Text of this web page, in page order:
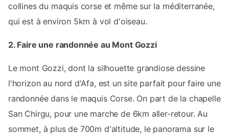
collines du maquis corse et même sur la méditerranée,
qui est à environ 5km à vol d'oiseau.
2. Faire une randonnée au Mont Gozzi
Le mont Gozzi, dont la silhouette grandiose dessine
l'horizon au nord d'Afa, est un site parfait pour faire une
randonnée dans le maquis Corse. On part de la chapelle
San Chirgu, pour une marche de 6km aller-retour. Au
sommet, à plus de 700m d'altitude, le panorama sur le